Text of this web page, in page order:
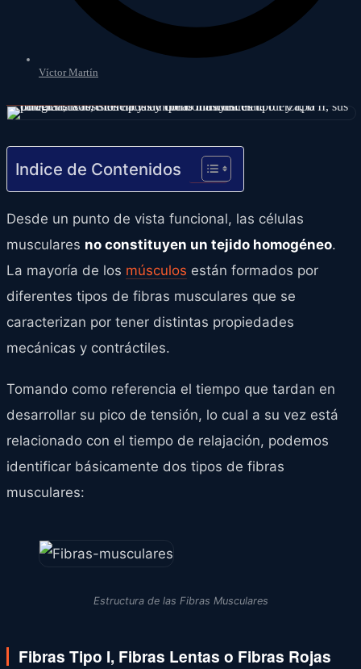
Víctor Martín
Indice de Contenidos
Desde un punto de vista funcional, las células
musculares no constituyen un tejido homogéneo.
La mayoría de los músculos están formados por
diferentes tipos de fibras musculares que se
caracterizan por tener distintas propiedades
mecánicas y contráctiles.
Tomando como referencia el tiempo que tardan en
desarrollar su pico de tensión, lo cual a su vez está
relacionado con el tiempo de relajación, podemos
identificar básicamente dos tipos de fibras
musculares:
Estructura de las Fibras Musculares
Fibras Tipo I, Fibras Lentas o Fibras Rojas